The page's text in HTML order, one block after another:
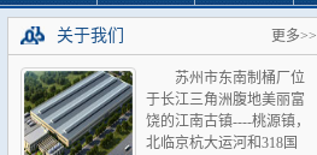
更多>>
关于我们
苏州市东南制桶厂位
于长江三角洲腹地美丽富
饶的江南古镇----桃源镇，
北临京杭大运河和318国